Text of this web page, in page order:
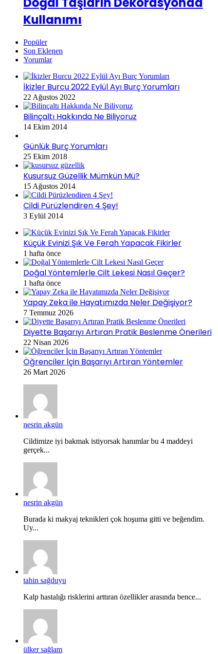
Kullanımı
Popüler
Son Eklenen
Yorumlar
İkizler Burcu 2022 Eylül Ayı Burç Yorumları
22 Ağustos 2022
Bilinçaltı Hakkında Ne Biliyoruz
14 Ekim 2014
Günlük Burç Yorumları
25 Ekim 2018
Kusursuz Güzellik Mümkün Mü?
15 Ağustos 2014
Cildi Pürüzlendiren 4 Şey!
3 Eylül 2014
Küçük Evinizi Şık Ve Ferah Yapacak Fikirler
1 hafta önce
Doğal Yöntemlerle Cilt Lekesi Nasıl Geçer?
1 hafta önce
Yapay Zeka ile Hayatımızda Neler Değişiyor?
7 Temmuz 2026
Diyette Başarıyı Artıran Pratik Beslenme Önerileri
22 Nisan 2026
Öğrenciler İçin Başarıyı Artıran Yöntemler
26 Mart 2026
nesrin akgün
Cildimize iyi bakmak istiyorsak hanımlar bu 4 maddeyi
gerçek...
nesrin akgün
Burada ki makyaj teknikleri çok hoşuma gitti ve beğendim.
Uy...
tahin sağduyu
Kalp hastalığı risklerini arttıran özellikler arasında bence...
ülker sağlam